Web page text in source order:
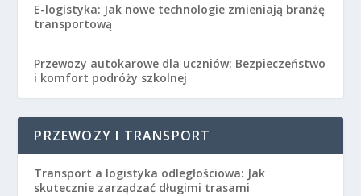
E-logistyka: Jak nowe technologie zmieniają branżę
transportową
Przewozy autokarowe dla uczniów: Bezpieczeństwo
i komfort podróży szkolnej
PRZEWOZY I TRANSPORT
Transport a logistyka odległościowa: Jak
skutecznie zarządzać długimi trasami